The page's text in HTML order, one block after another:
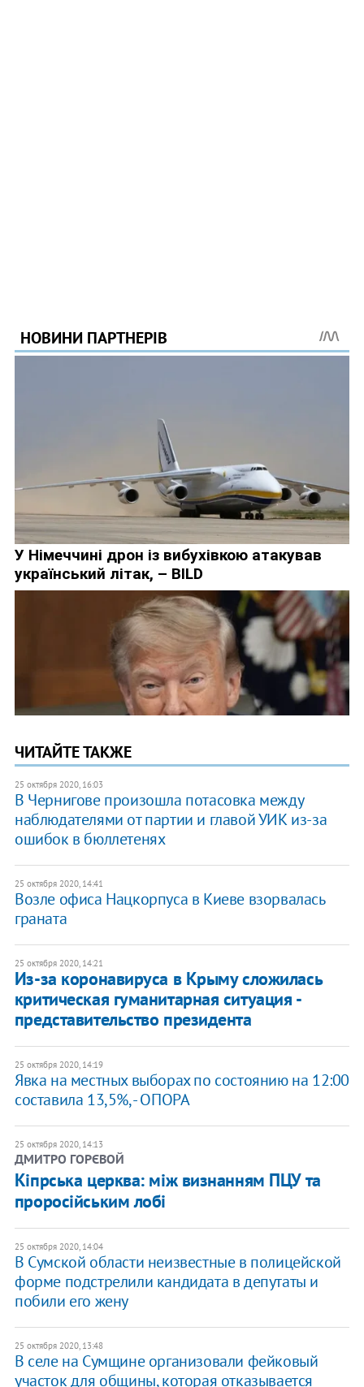
ЧИТАЙТЕ ТАКЖЕ
25 октября 2020, 16:03
В Чернигове произошла потасовка между
наблюдателями от партии и главой УИК из-за
ошибок в бюллетенях
25 октября 2020, 14:41
Возле офиса Нацкорпуса в Киеве взорвалась
граната
25 октября 2020, 14:21
Из-за коронавируса в Крыму сложилась
критическая гуманитарная ситуация -
представительство президента
25 октября 2020, 14:19
Явка на местных выборах по состоянию на 12:00
составила 13,5%, - ОПОРА
25 октября 2020, 14:13
ДМИТРО ГОРЄВОЙ
Кіпрська церква: між визнанням ПЦУ та
проросійським лобі
25 октября 2020, 14:04
В Сумской области неизвестные в полицейской
форме подстрелили кандидата в депутаты и
побили его жену
25 октября 2020, 13:48
В селе на Сумщине организовали фейковый
участок для общины, которая отказывается